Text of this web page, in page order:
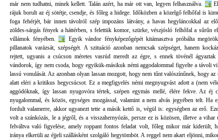
már nem tudhatni, minek kellett. Talán azért, ha már ott van, legyen felhasználva.
rájuk borult az éj sötétje, csendje, és főleg a hidege. Időközben a közelgő felhőfal is
foga fehérjét, bár innen távolról szép impozáns látvány, a havas hegyláncokkal az
zöldes-sárgás fények a háttérben, s felettük komor, szürke, vészjósló felhőfal a sűrűn
villámok fényében.
Egyik vándor fényképezőgépét kitámasztva próbálta
pillanatok varázsát, szépségét. A szituáció azonban nemcsak szépséget, hanem
rejtett, ugyanis a csúcson méretes vasrúd meredt az égre, s ennek tövénél ágyaztak
vándorok, így nem csoda, hogy egyikük-másikuk némi aggodalommal figyelte a távoli
lassú vonulását. Az azonban olyan lassan mozgott, hogy nem tűnt valószínűnek, hogy az
alatt eléri a kritikus hegycsúcsot. Ez a megfigyelés némi megnyugvást adott a (nem
aggódóknak, így lassan nyugovóra tértek, szépen egymás mellé, élére fekve. Az éj
nyugalommal, és közös, egységes mozgással, valamint a nem alvás jegyében telt. Ha
fordult valamerre, akkor ugyanezt tette a másik kettő is, végül is: egységben az erő.
volt a szánkózás, le a jégről, és a visszahernyózás, persze ez is közösen, illetve a vihar
felváltva való figyelése, amely roppant fontos feladat volt, főleg mikor már kiderült,
iránya elkerüli az éjjeli szállásként szolgáló hegytömböt. A reggel nem akart eljönni,